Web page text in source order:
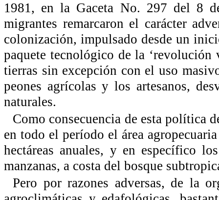
1981, en la Gaceta No. 297 del 8
migrantes remarcaron el carácter
colonización, impulsado desde un
paquete tecnológico de la ‘revolución
tierras sin excepción con el uso
peones agrícolas y los artesanos,
naturales.
Como consecuencia de esta política
en todo el período el área
hectáreas anuales, y en específico
manzanas, a costa del bosque
Pero por razones adversas, de la